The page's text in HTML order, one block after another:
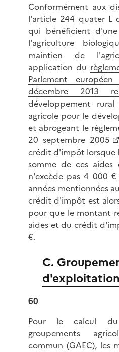
Conformément aux
l'article 244 quater L
qui bénéficient
l'agriculture
maintien de
application du
Parlement
décembre 2013
développement
agricole pour le
et abrogeant le
20 septembre 2005
crédit d'impôt lorsque
somme de ces
n'excède pas 4 000
années mentionnées au
crédit d'impôt est
pour que le montant
aides et du crédit
€.
C.
60
Pour le calcul
groupements
commun (GAEC), les